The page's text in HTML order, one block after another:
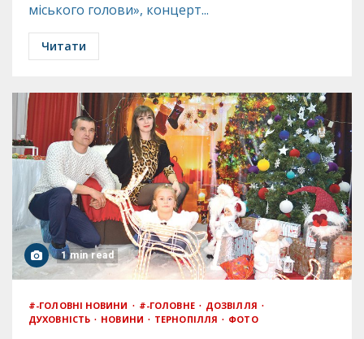
міського голови», концерт...
Читати
1 min read
#-ГОЛОВНІ НОВИНИ #-ГОЛОВНЕ
ДОЗВІЛЛЯ
ДУХОВНІСТЬ
НОВИНИ ТЕРНОПІЛЛЯ ФОТО